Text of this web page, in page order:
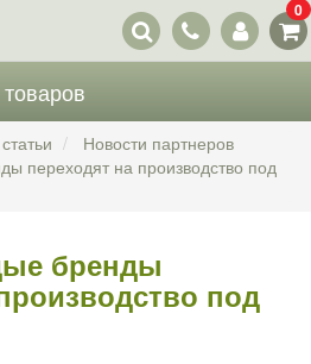
Наши
контакты
0
Новости партнеров
переходят на производство под
бренды
под